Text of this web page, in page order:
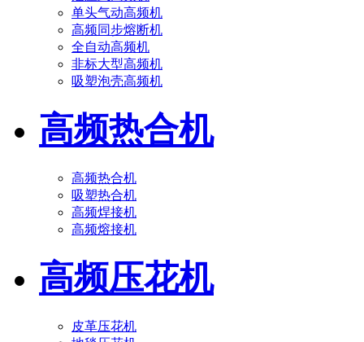
单头气动高频机
高频同步熔断机
全自动高频机
非标大型高频机
吸塑泡壳高频机
高频热合机
高频热合机
吸塑热合机
高频焊接机
高频熔接机
高频压花机
皮革压花机